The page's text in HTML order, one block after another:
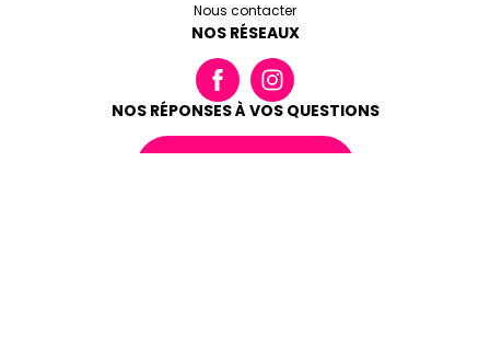
Nous contacter
NOS RÉSEAUX
NOS RÉPONSES À VOS QUESTIONS